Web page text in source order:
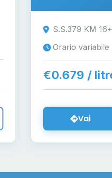
S.S.379 KM
Orario variabile
€0.679 /
Vai